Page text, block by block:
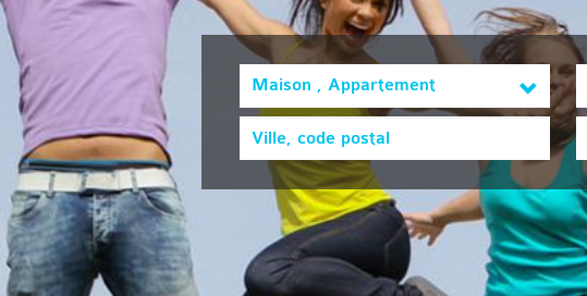
Maison , Appartement